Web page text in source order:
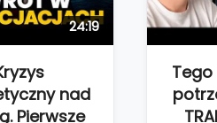
24:19
nad
Pierwsze
Tego